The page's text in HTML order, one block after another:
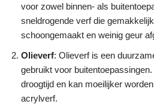
voor zowel binnen- als
sneldrogende verf die
schoongemaakt en weinig geur
Olieverf: Olieverf is een
gebruikt voor
droogtijd en kan moeilijker
acrylverf.